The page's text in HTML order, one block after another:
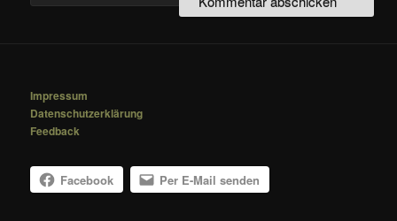
Impressum
Datenschutzerklärung
Feedback
Facebook Per E-Mail senden